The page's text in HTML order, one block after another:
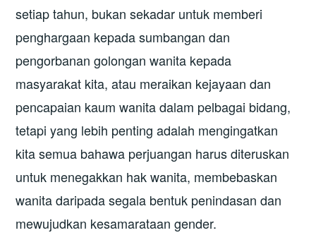
setiap tahun, bukan sekadar untuk memberi
penghargaan kepada sumbangan dan
pengorbanan golongan wanita kepada
masyarakat kita, atau meraikan kejayaan dan
pencapaian kaum wanita dalam pelbagai bidang,
tetapi yang lebih penting adalah mengingatkan
kita semua bahawa perjuangan harus diteruskan
untuk menegakkan hak wanita, membebaskan
wanita daripada segala bentuk penindasan dan
mewujudkan kesamarataan gender.